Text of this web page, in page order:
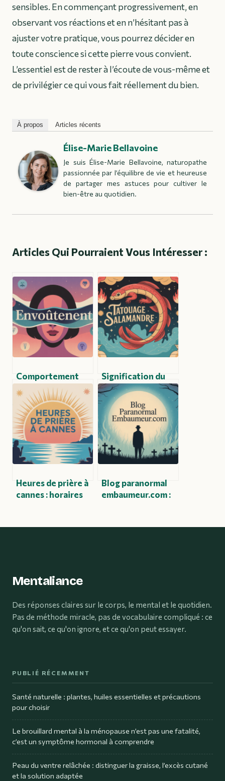
sensibles. En commençant progressivement, en
observant vos réactions et en n’hésitant pas à
ajuster votre pratique, vous pourrez décider en
toute conscience si cette pierre vous convient.
L’essentiel est de rester à l’écoute de vous-même et
de privilégier ce qui vous fait réellement du bien.
À propos Articles récents
Élise-Marie Bellavoine
Je suis Élise-Marie Bellavoine, naturopathe
passionnée par l’équilibre de vie et heureuse
de partager mes astuces pour cultiver le
bien-être au quotidien.
Articles Qui Pourraient Vous Intéresser :
Comportement
d’une personne
envoûtée : signes,
limites et vraies
explications
Signification du
tatouage
salamandre :
symboles, sens
cachés et styles
Heures de prière à
cannes : horaires
Blog paranormal
embaumeur.com :
fascinant et
Mentaliance
Des réponses claires sur le corps, le mental et le quotidien.
Pas de méthode miracle, pas de vocabulaire compliqué : ce
qu'on sait, ce qu'on ignore, et ce qu'on peut essayer.
PUBLIÉ RÉCEMMENT
Santé naturelle : plantes, huiles essentielles et précautions
pour choisir
Le brouillard mental à la ménopause n’est pas une fatalité,
c’est un symptôme hormonal à comprendre
Peau du ventre relâchée : distinguer la graisse, l’excès cutané
et la solution adaptée